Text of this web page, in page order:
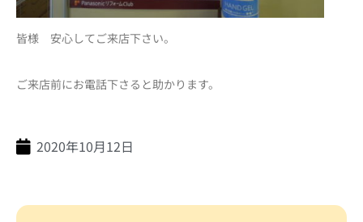
皆様 安心してご来店下さい。
ご来店前にお電話下さると助かります。
2020年10月12日